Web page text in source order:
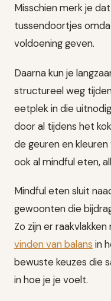
Misschien merk je
tussendoortjes
voldoening geven.
Daarna kun je
structureel weg
eetplek in die
door al tijdens het
de geuren en
ook al mindful eten,
Mindful eten sluit
gewoonten die
Zo zijn er
vinden van balans in
bewuste keuzes die
in hoe je je voelt.